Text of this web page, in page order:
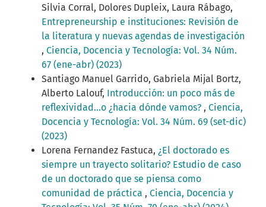
Silvia Corral, Dolores Dupleix, Laura Rábago,
Entrepreneurship e instituciones: Revisión de
la literatura y nuevas agendas de investigación
, Ciencia, Docencia y Tecnología: Vol. 34 Núm.
67 (ene-abr) (2023)
Santiago Manuel Garrido, Gabriela Mijal Bortz,
Alberto Lalouf, Introducción: un poco más de
reflexividad...o ¿hacia dónde vamos? , Ciencia,
Docencia y Tecnología: Vol. 34 Núm. 69 (set-dic)
(2023)
Lorena Fernandez Fastuca, ¿El doctorado es
siempre un trayecto solitario? Estudio de caso
de un doctorado que se piensa como
comunidad de práctica , Ciencia, Docencia y